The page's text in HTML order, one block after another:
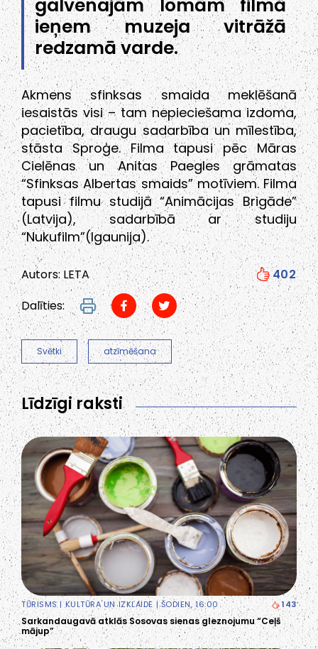
galvenajām lomām filmā
ieņem muzeja vitrāžā
redzamā varde.
Akmens sfinksas smaida meklēšanā
iesaistās visi – tam nepieciešama izdoma,
pacietība, draugu sadarbība un mīlestība,
stāsta Sproģe. Filma tapusi pēc Māras
Cielēnas un Anitas Paegles grāmatas
“Sfinksas Albertas smaids” motīviem. Filma
tapusi filmu studijā “Animācijas Brigāde”
(Latvija), sadarbībā ar studiju
“Nukufilm”(Igaunija).
Autors: LETA
402
Dalīties:
Svētki atzīmēšana
Līdzīgi raksti
TŪRISMS| KULTŪRA UN IZKLAIDE | ŠODIEN, 16:00 143
Sarkandaugavā atklās Sosovas sienas gleznojumu “Ceļš
mājup”